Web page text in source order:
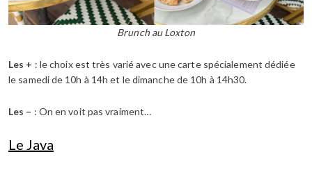
Brunch au Loxton
Les + : le choix est très varié avec une carte spécialement dédiée
le samedi de 10h à 14h et le dimanche de 10h à 14h30.
Les – : On en voit pas vraiment…
Le Java